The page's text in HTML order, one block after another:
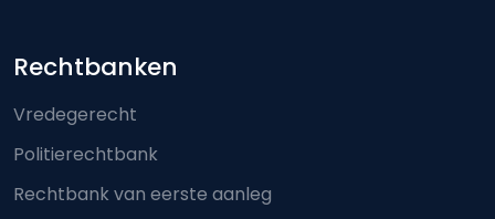
Footer-menu
Rechtbanken
Vredegerecht
Politierechtbank
Rechtbank van eerste aanleg